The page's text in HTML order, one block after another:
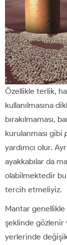
Özellikle terlik,
kullanılmasına
bırakılmaması,
kurulanması gibi
yardımcı olur.
ayakkabılar da
olabilmektedir bu
tercih etmeliyiz.
Mantar genellikle
şeklinde gözlenir
yerlerinde